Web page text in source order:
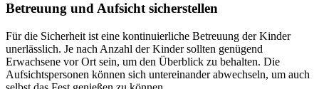
Betreuung und Aufsicht sicherstellen
Für die Sicherheit ist eine kontinuierliche Betreuung der Kinder
unerlässlich. Je nach Anzahl der Kinder sollten genügend
Erwachsene vor Ort sein, um den Überblick zu behalten. Die
Aufsichtspersonen können sich untereinander abwechseln, um auch